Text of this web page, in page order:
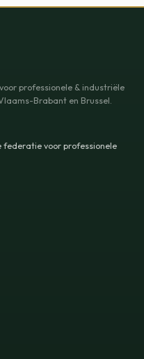
professionele & industriële
Brabant en Brussel.
federatie voor professionele